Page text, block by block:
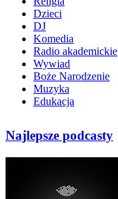
Dzieci
DJ
Komedia
Radio akademickie
Wywiad
Boże Narodzenie
Muzyka
Edukacja
Najlepsze podcasty